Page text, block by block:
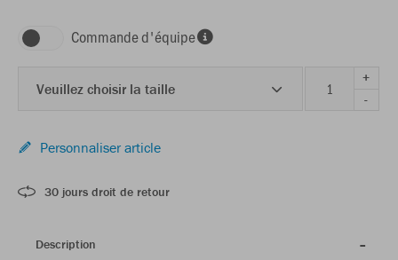
Commande d'équipe
Veuillez choisir la taille
+
-
Personnaliser article
30 jours droit de retour
Description